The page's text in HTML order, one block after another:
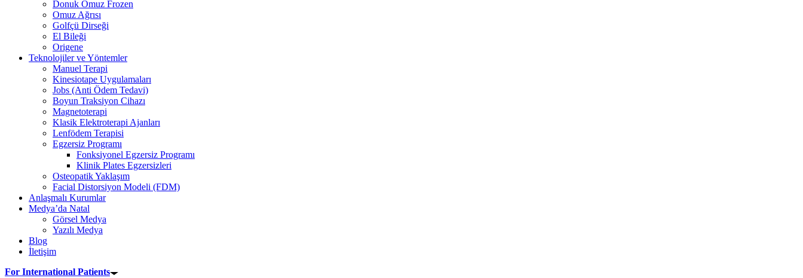
Donuk Omuz Frozen
Omuz Ağrısı
Golfçü Dirseği
El Bileği
Origene
Teknolojiler ve Yöntemler
Manuel Terapi
Kinesiotape Uygulamaları
Jobs (Anti Ödem Tedavi)
Boyun Traksiyon Cihazı
Magnetoterapi
Klasik Elektroterapi Ajanları
Lenfödem Terapisi
Egzersiz Programı
Fonksiyonel Egzersiz Programı
Klinik Plates Egzersizleri
Osteopatik Yaklaşım
Facial Distorsiyon Modeli (FDM)
Anlaşmalı Kurumlar
Medya’da Natal
Görsel Medya
Yazılı Medya
Blog
İletişim
For International Patients